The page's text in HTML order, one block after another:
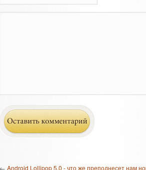
Android Lollipop 5.0 - что же преподнесет нам